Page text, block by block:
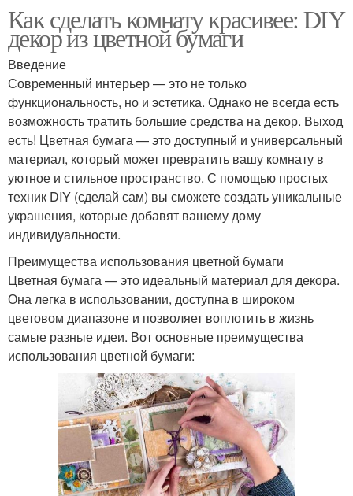
Как сделать комнату красивее: DIY
декор из цветной бумаги
Введение
Современный интерьер — это не только
функциональность, но и эстетика. Однако не всегда есть
возможность тратить большие средства на декор. Выход
есть! Цветная бумага — это доступный и универсальный
материал, который может превратить вашу комнату в
уютное и стильное пространство. С помощью простых
техник DIY (сделай сам) вы сможете создать уникальные
украшения, которые добавят вашему дому
индивидуальности.
Преимущества использования цветной бумаги
Цветная бумага — это идеальный материал для декора.
Она легка в использовании, доступна в широком
цветовом диапазоне и позволяет воплотить в жизнь
самые разные идеи. Вот основные преимущества
использования цветной бумаги: